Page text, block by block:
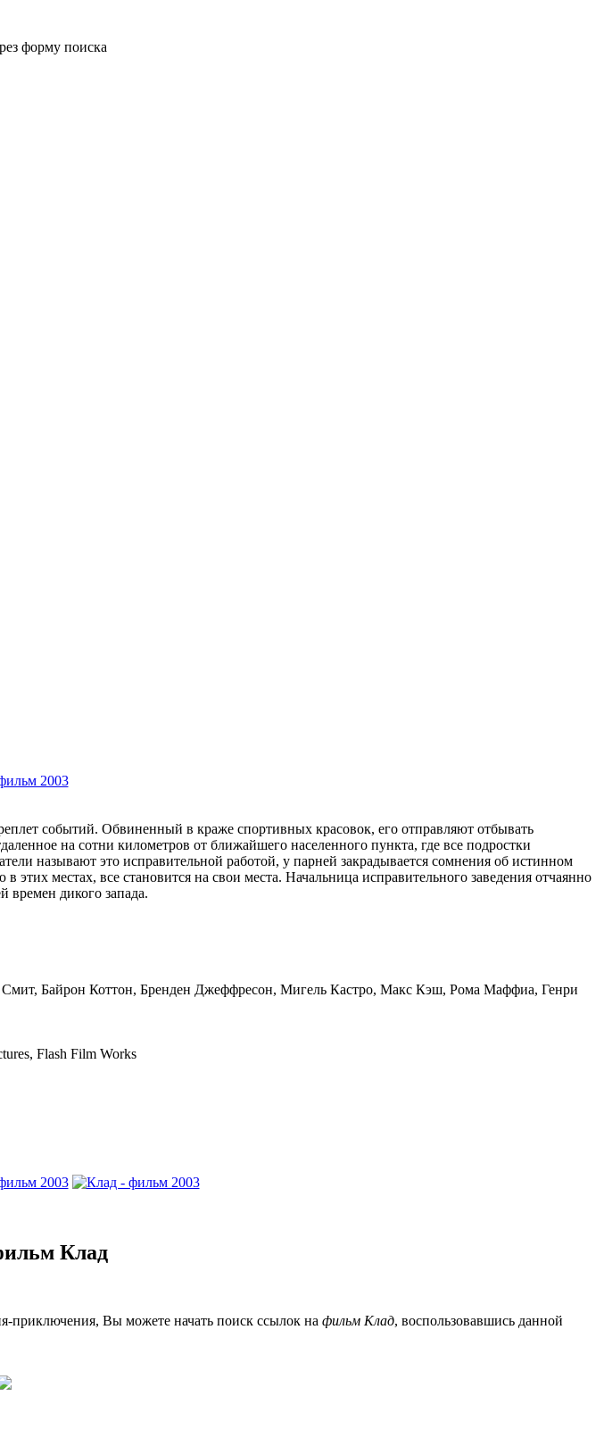
форму поиска
событий. Обвиненный в краже спортивных красовок, его отправляют отбывать
на сотни километров от ближайшего населенного пункта, где все подростки
называют это исправительной работой, у парней закрадывается сомнения об истинном
местах, все становится на свои места. Начальница исправительного заведения отчаянно
времен дикого запада.
Байрон Коттон, Бренден Джеффресон, Мигель Кастро, Макс Кэш, Рома Маффиа, Генри
Flash Film Works
Клад
приключения, Вы можете начать поиск ссылок на фильм Клад, воспользовавшись данной